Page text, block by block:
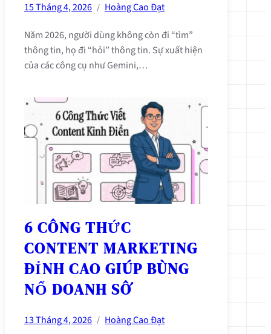
15 Tháng 4, 2026 / Hoàng Cao Đạt
Năm 2026, người dùng không còn đi “tìm”
thông tin, họ đi “hỏi” thông tin. Sự xuất hiện
của các công cụ như Gemini,…
6 CÔNG THỨC
CONTENT MARKETING
ĐỈNH CAO GIÚP BÙNG
NỔ DOANH SỐ
13 Tháng 4, 2026 / Hoàng Cao Đạt